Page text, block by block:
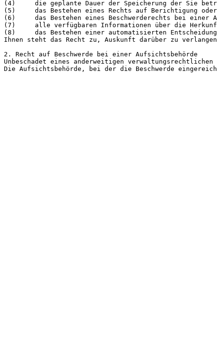
(4)	die geplante Dauer der Speicherung der Sie betreffenden personenbezogenen Daten oder, falls konkrete Angaben hierzu nicht möglich sind, Kriterien für die Festlegung der Speicherdauer;
(5)	das Bestehen eines Rechts auf Berichtigung oder Löschung der Sie betreffenden personenbezogenen Daten, eines Rechts auf Einschränkung der Verarbeitung durch den Verantwortlichen oder eines Widerspruchsrechts gegen diese Verarbeitung;
(6)	das Bestehen eines Beschwerderechts bei einer Aufsichtsbehörde;
(7)	alle verfügbaren Informationen über die Herkunft der Daten, wenn die personenbezogenen Daten nicht bei der betroffenen Person erhoben werden;
(8)	das Bestehen einer automatisierten Entscheidungsfindung einschließlich Profiling gemäß Art. 22 Abs. 1 und 4 DSGVO und – zumindest in diesen Fällen – aussagekräftige Informationen über die involvierte Logik sowie die Tragweite und die angestrebten Auswirkungen einer derartigen Verarbeitung für die betroffene Person.
Ihnen steht das Recht zu, Auskunft darüber zu
2. Recht auf Beschwerde bei einer Aufsichtsbehörde
Unbeschadet eines anderweitigen